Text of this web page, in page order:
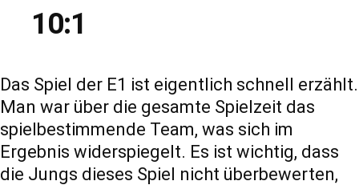
10:1
Das Spiel der E1 ist eigentlich schnell erzählt.
Man war über die gesamte Spielzeit das
spielbestimmende Team, was sich im
Ergebnis widerspiegelt. Es ist wichtig, dass
die Jungs dieses Spiel nicht überbewerten,
die
Funktionalität
Statistiken
Diese Cookies
geben uns